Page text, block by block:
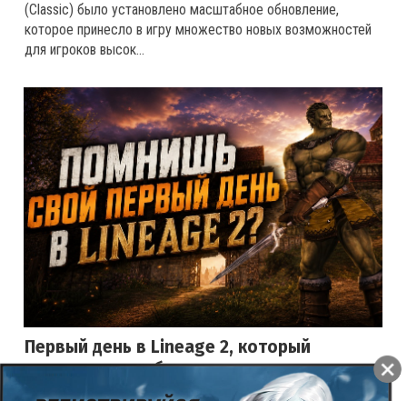
(Classic) было установлено масштабное обновление,
которое принесло в игру множество новых возможностей
для игроков высок...
Первый день в Lineage 2, который
невозможно забыть...
21.07.2026 166 0 5.0